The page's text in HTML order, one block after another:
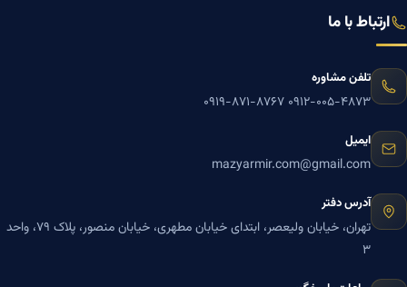
ارتباط با ما
تلفن مشاوره
۰۹۱۲-۰۰۵-۴۸۷۳ ۰۹۱۹-۸۷۱-۸۷۶۷
ایمیل
mazyarmir.com@gmail.com
آدرس دفتر
تهران، خیابان ولیعصر، ابتدای خیابان مطهری، خیابان منصور، پلاک ۷۹، واحد
۳